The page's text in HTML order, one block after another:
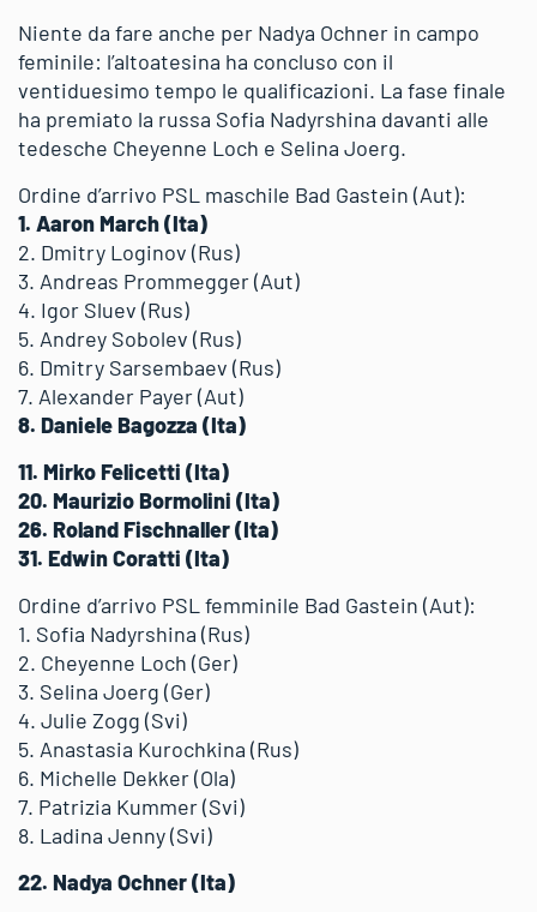
Niente da fare anche per Nadya Ochner in campo
feminile: l’altoatesina ha concluso con il
ventiduesimo tempo le qualificazioni. La fase finale
ha premiato la russa Sofia Nadyrshina davanti alle
tedesche Cheyenne Loch e Selina Joerg.
Ordine d’arrivo PSL maschile Bad Gastein (Aut):
1. Aaron March (Ita)
2. Dmitry Loginov (Rus)
3. Andreas Prommegger (Aut)
4. Igor Sluev (Rus)
5. Andrey Sobolev (Rus)
6. Dmitry Sarsembaev (Rus)
7. Alexander Payer (Aut)
8. Daniele Bagozza (Ita)
11. Mirko Felicetti (Ita)
20. Maurizio Bormolini (Ita)
26. Roland Fischnaller (Ita)
31. Edwin Coratti (Ita)
Ordine d’arrivo PSL femminile Bad Gastein (Aut):
1. Sofia Nadyrshina (Rus)
2. Cheyenne Loch (Ger)
3. Selina Joerg (Ger)
4. Julie Zogg (Svi)
5. Anastasia Kurochkina (Rus)
6. Michelle Dekker (Ola)
7. Patrizia Kummer (Svi)
8. Ladina Jenny (Svi)
22. Nadya Ochner (Ita)